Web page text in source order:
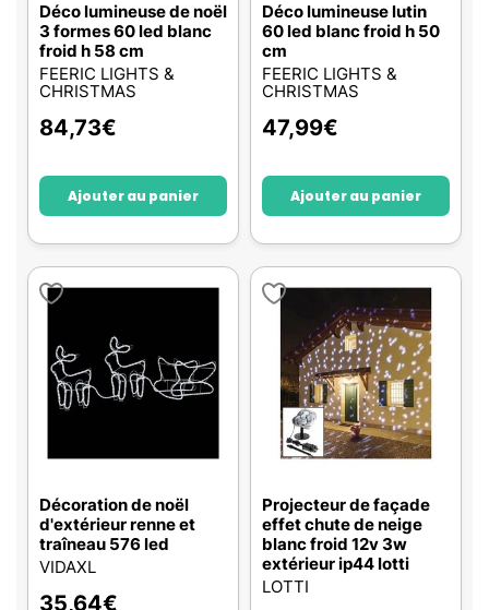
Déco lumineuse de noël
3 formes 60 led blanc
froid h 58 cm
FEERIC LIGHTS &
CHRISTMAS
84,73€
Ajouter au panier
Déco lumineuse lutin
60 led blanc froid h 50
cm
FEERIC LIGHTS &
CHRISTMAS
47,99€
Ajouter au panier
Décoration de noël
d'extérieur renne et
traîneau 576 led
VIDAXL
35,64€
Projecteur de façade
effet chute de neige
blanc froid 12v 3w
extérieur ip44 lotti
LOTTI